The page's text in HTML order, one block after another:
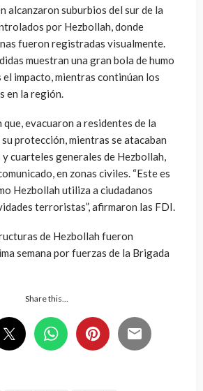
alcanzaron suburbios del sur de la
por Hezbollah, donde
fueron registradas visualmente.
muestran una gran bola de humo
impacto, mientras continúan los
en la región.
evacuaron a residentes de la
protección, mientras se atacaban
cuarteles generales de Hezbollah,
en zonas civiles. “Este es
Hezbollah utiliza a ciudadanos
terroristas”, afirmaron las FDI.
de Hezbollah fueron
semana por fuerzas de la Brigada
Share this…